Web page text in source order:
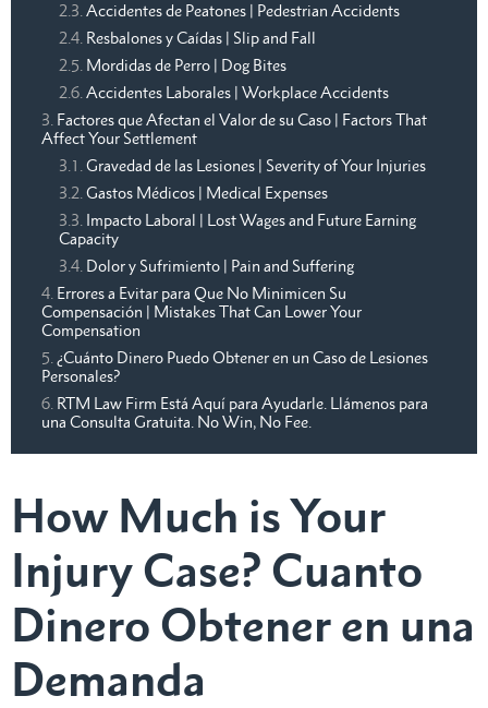
Accidentes de Peatones | Pedestrian Accidents
Resbalones y Caídas | Slip and Fall
Mordidas de Perro | Dog Bites
Accidentes Laborales | Workplace Accidents
Factores que Afectan el Valor de su Caso | Factors That
Affect Your Settlement
Gravedad de las Lesiones | Severity of Your Injuries
Gastos Médicos | Medical Expenses
Impacto Laboral | Lost Wages and Future Earning
Capacity
Dolor y Sufrimiento | Pain and Suffering
Errores a Evitar para Que No Minimicen Su
Compensación | Mistakes That Can Lower Your
Compensation
¿Cuánto Dinero Puedo Obtener en un Caso de Lesiones
Personales?
RTM Law Firm Está Aquí para Ayudarle. Llámenos para
una Consulta Gratuita. No Win, No Fee.
How Much is Your
Injury Case? Cuanto
Dinero Obtener en una
Demanda